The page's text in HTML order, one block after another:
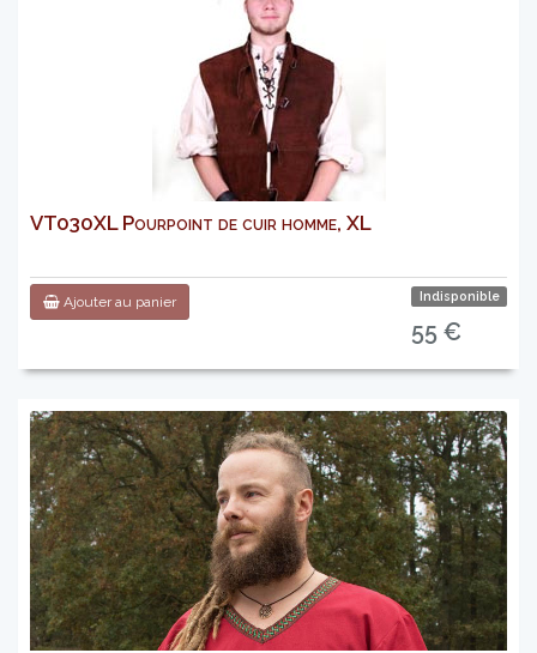
VT030XL Pourpoint de cuir homme, XL
Ajouter au panier Indisponible
55 €